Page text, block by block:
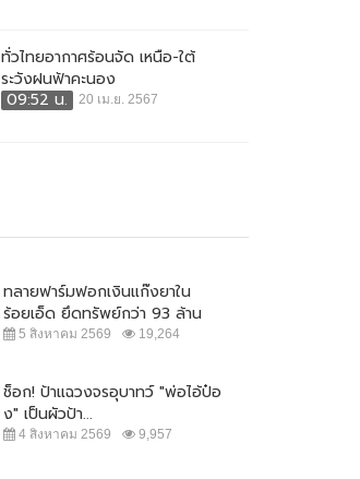
ทั่วไทยอากาศร้อนจัด เหนือ-ใต้
ระวังฝนฟ้าคะนอง
09:52 น.
20 เม.ย. 2567
ทลายฟาร์มฟอกเงินแก๊งยาใน
ร้อยเอ็ด ยึดทรัพย์กว่า 93 ล้าน
5 สิงหาคม 2569 19,264
ช็อก! ป้าแฉวงจรอุบาทว์ "พ่อไอ้ป๋อ
ง" เป็นผัวป้า...
4 สิงหาคม 2569 9,957